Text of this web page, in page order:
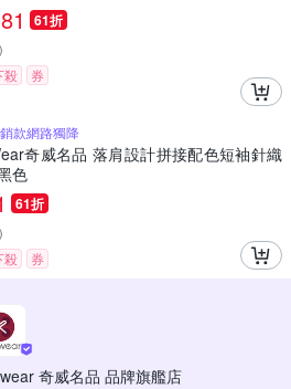
61折
)
殺 券
款網路獨降
奇威名品 落肩設計拼接配色短袖針織
色
61折
)
殺 券
奇威名品 品牌旗艦店